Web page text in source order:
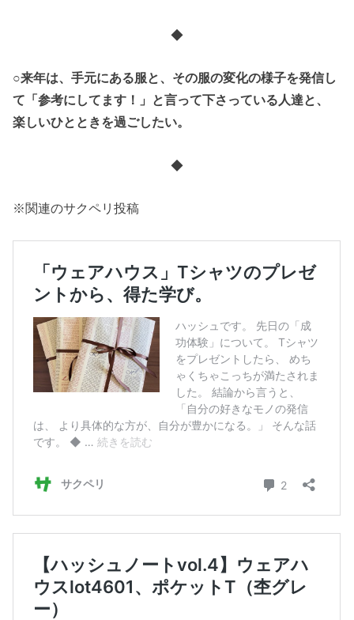
◆
○来年は、手元にある服と、その服の変化の様子を発信し
て「参考にしてます！」と言って下さっている人達と、
楽しいひとときを過ごしたい。
◆
※関連のサクペリ投稿